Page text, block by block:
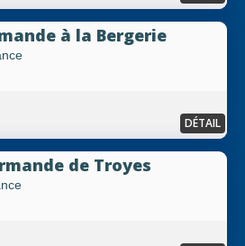
à la Bergerie
DÉTAIL
de Troyes